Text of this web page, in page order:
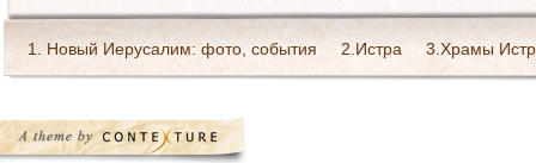
1. Новый Иерусалим: фото, события 2.Истра 3.Храмы
Ресурсы Интернет Святоотеческое наследие